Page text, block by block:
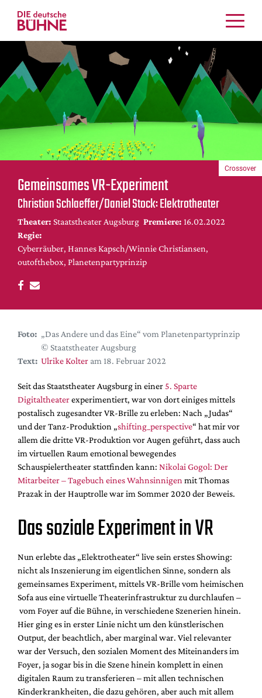
Kritiken
Schauspiel
Musiktheater
Tanz
Crossover
Bühnenwelt
Festivals & Veranstaltungen
Menschen & Theater
Themen
Internationales
Nachrufe
Medientipps
DdB-map
Kalender
Premierensuche
Festival-Planer
Hefte
Alle Hefte
Leseproben
Podcast
Service
Shop / Abo
Newsletter
Redaktion
Autor:innen
Mediadaten
Suche
Gemeinsames VR-Experiment
Christian Schlaeffer/Daniel Stock: Elektrotheater
Theater: Staatstheater Augsburg Premiere: 16.02.2022
Regie:
Cyberräuber, Hannes Kapsch/Winnie Christiansen,
outofthebox, Planetenpartyprinzip
Crossover
Foto: „Das Andere und das Eine“ vom Planetenpartyprinzip
© Staatstheater Augsburg
Text: Ulrike Kolter am 18. Februar 2022
Seit das Staatstheater Augsburg in einer 5. Sparte
Digitaltheaterexperimentiert, war von dort einiges mittels
postalisch zugesandter VR-Brille zu erleben: Nach „Judas“
und der Tanz-Produktion „shifting_perspective“ hat mir vor
allem die dritte VR-Produktion vor Augen geführt, dass auch
im virtuellen Raum emotional bewegendes
Schauspielertheater stattfinden kann: Nikolai Gogol: Der
Mitarbeiter – Tagebuch eines Wahnsinnigen mit Thomas
Prazak in der Hauptrolle war im Sommer 2020 der Beweis.
Das soziale Experiment in VR
Nun erlebte das „Elektrotheater“ live sein erstes Showing:
nicht als Inszenierung im eigentlichen Sinne, sondern als
gemeinsames Experiment, mittels VR-Brille vom heimischen
Sofa aus eine virtuelle Theaterinfrastruktur zu durchlaufen –
vom Foyer auf die Bühne, in verschiedene Szenerien hinein.
Hier ging es in erster Linie nicht um den künstlerischen
Output, der beachtlich, aber marginal war. Viel relevanter
war der Versuch, den sozialen Moment des Miteinanders im
Foyer, ja sogar bis in die Szene hinein komplett in einen
digitalen Raum zu transferieren – mit allen technischen
Kinderkrankheiten, die dazu gehören, aber auch mit allem